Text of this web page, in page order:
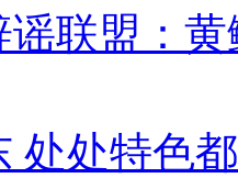
谣联盟：
处处特色